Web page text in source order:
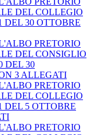
DEL COLLEGIO
DEL 30 OTTOBRE
PRETORIO
DEL CONSIGLIO
DEL 30
3 ALLEGATI
PRETORIO
DEL COLLEGIO
DEL 5 OTTOBRE
PRETORIO